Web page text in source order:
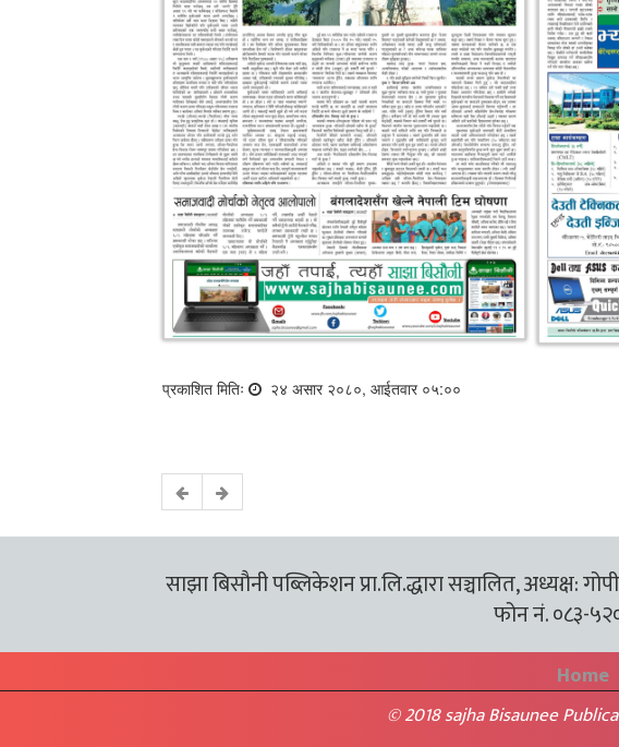
प्रकाशित मितिः २४ असार २०८०, आईतवार ०५:००
साझा बिसौनी पब्लिकेशन प्रा.लि.द्धारा सञ्चालित, अध्यक्ष:
फोन नं. ०८३-
Home
© 2018 sajha Bisaunee